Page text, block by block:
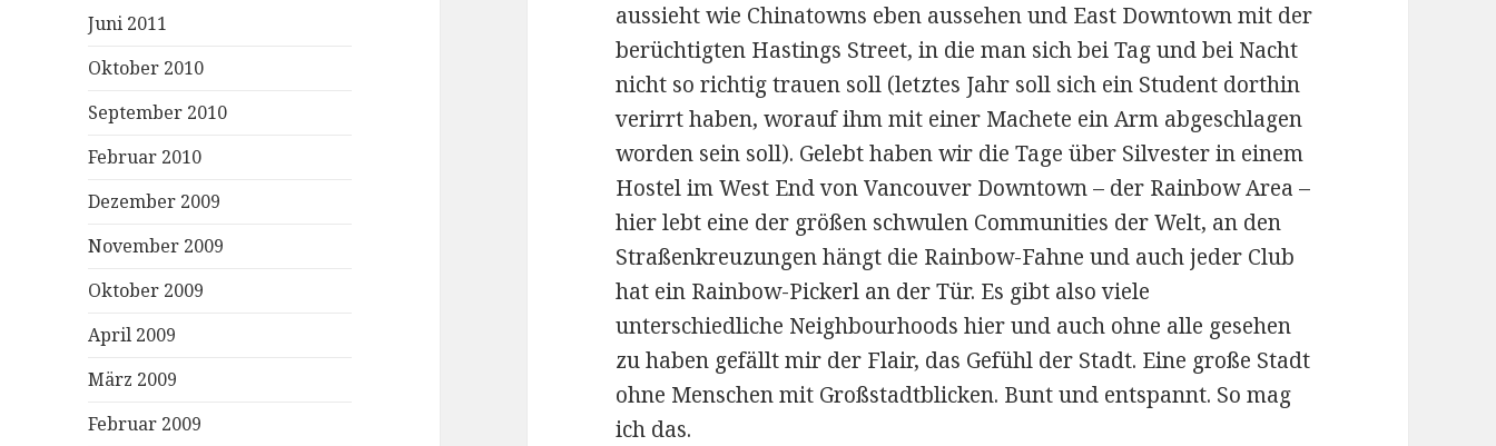
Juni 2011
Oktober 2010
September 2010
Februar 2010
Dezember 2009
November 2009
Oktober 2009
April 2009
März 2009
Februar 2009
aussieht wie Chinatowns eben aussehen und East Downtown mit der
berüchtigten Hastings Street, in die man sich bei Tag und bei Nacht
nicht so richtig trauen soll (letztes Jahr soll sich ein Student dorthin
verirrt haben, worauf ihm mit einer Machete ein Arm abgeschlagen
worden sein soll). Gelebt haben wir die Tage über Silvester in einem
Hostel im West End von Vancouver Downtown – der Rainbow Area –
hier lebt eine der größen schwulen Communities der Welt, an den
Straßenkreuzungen hängt die Rainbow-Fahne und auch jeder Club
hat ein Rainbow-Pickerl an der Tür. Es gibt also viele
unterschiedliche Neighbourhoods hier und auch ohne alle gesehen
zu haben gefällt mir der Flair, das Gefühl der Stadt. Eine große Stadt
ohne Menschen mit Großstadtblicken. Bunt und entspannt. So mag
ich das.